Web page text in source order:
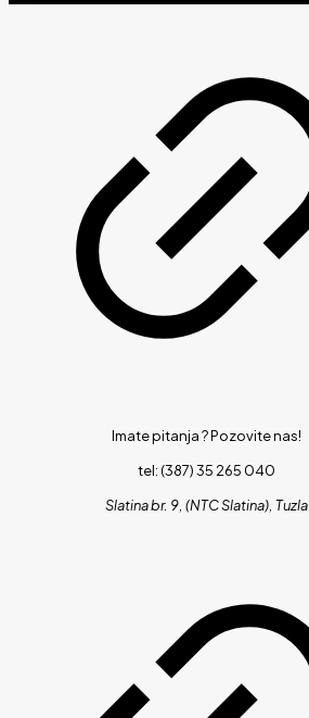
Imate pitanja ?Pozovite nas!
tel: (387) 35 265 040
Slatina br. 9, (NTC Slatina), Tuzla